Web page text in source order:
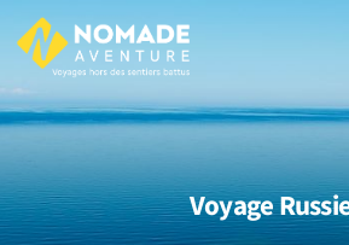
Voyage